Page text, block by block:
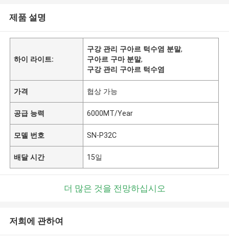
제품 설명
하이 라이트:
구강 관리 구아르 턱수염 분말,
구아르 구마 분말,
구강 관리 구아르 턱수염
가격 협상 가능
공급 능력 6000MT/Year
모델 번호 SN-P32C
배달 시간 15일
더 많은 것을 전망하십시오
저희에 관하여